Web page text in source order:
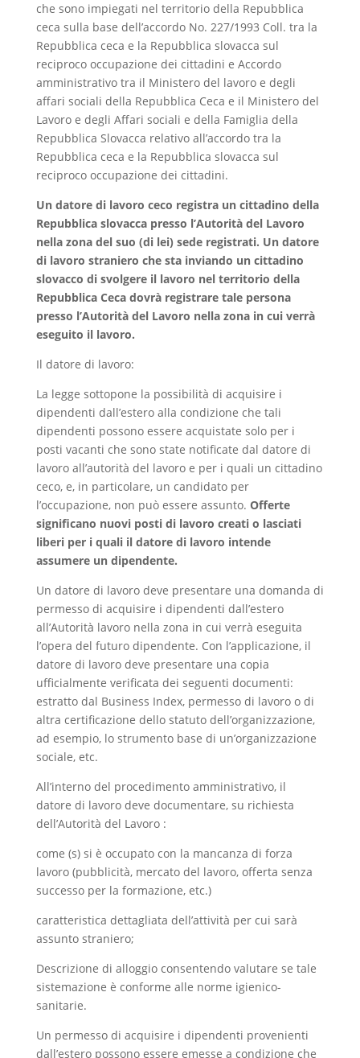
che sono impiegati nel territorio della Repubblica
ceca sulla base dell’accordo No. 227/1993 Coll. tra la
Repubblica ceca e la Repubblica slovacca sul
reciproco occupazione dei cittadini e Accordo
amministrativo tra il Ministero del lavoro e degli
affari sociali della Repubblica Ceca e il Ministero del
Lavoro e degli Affari sociali e della Famiglia della
Repubblica Slovacca relativo all’accordo tra la
Repubblica ceca e la Repubblica slovacca sul
reciproco occupazione dei cittadini.
Un datore di lavoro ceco registra un cittadino della
Repubblica slovacca presso l’Autorità del Lavoro
nella zona del suo (di lei) sede registrati. Un datore
di lavoro straniero che sta inviando un cittadino
slovacco di svolgere il lavoro nel territorio della
Repubblica Ceca dovrà registrare tale persona
presso l’Autorità del Lavoro nella zona in cui verrà
eseguito il lavoro.
Il datore di lavoro:
La legge sottopone la possibilità di acquisire i
dipendenti dall’estero alla condizione che tali
dipendenti possono essere acquistate solo per i
posti vacanti che sono state notificate dal datore di
lavoro all’autorità del lavoro e per i quali un cittadino
ceco, e, in particolare, un candidato per
l’occupazione, non può essere assunto. Offerte
significano nuovi posti di lavoro creati o lasciati
liberi per i quali il datore di lavoro intende
assumere un dipendente.
Un datore di lavoro deve presentare una domanda di
permesso di acquisire i dipendenti dall’estero
all’Autorità lavoro nella zona in cui verrà eseguita
l’opera del futuro dipendente. Con l’applicazione, il
datore di lavoro deve presentare una copia
ufficialmente verificata dei seguenti documenti:
estratto dal Business Index, permesso di lavoro o di
altra certificazione dello statuto dell’organizzazione,
ad esempio, lo strumento base di un’organizzazione
sociale, etc.
All’interno del procedimento amministrativo, il
datore di lavoro deve documentare, su richiesta
dell’Autorità del Lavoro :
come (s) si è occupato con la mancanza di forza
lavoro (pubblicità, mercato del lavoro, offerta senza
successo per la formazione, etc.)
caratteristica dettagliata dell’attività per cui sarà
assunto straniero;
Descrizione di alloggio consentendo valutare se tale
sistemazione è conforme alle norme igienico-
sanitarie.
Un permesso di acquisire i dipendenti provenienti
dall’estero possono essere emesse a condizione che